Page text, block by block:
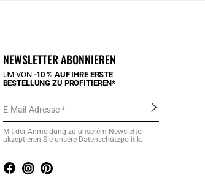
NEWSLETTER ABONNIEREN
UM VON -10 % AUF IHRE ERSTE
BESTELLUNG ZU PROFITIEREN*
E-Mail-Adresse
Mit der Anmeldung zu unserem Newsletter
akzeptieren Sie unsere Datenschutzpolitik.